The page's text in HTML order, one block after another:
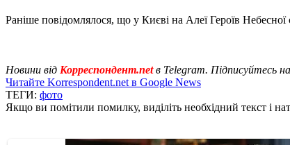
Раніше повідомлялося, що у Києві на Алеї Героїв Небесної
Новини від Корреспондент.netв Telegram. Підписуйтесь
Читайте Korrespondent.net в Google News
ТЕГИ: фото
Якщо ви помітили помилку, виділіть необхідний текст і